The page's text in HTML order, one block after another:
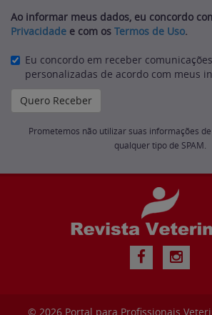
Ao informar meus dados, eu concordo
Privacidade e com os Termos de Uso.
Eu concordo em receber
personalizadas de acordo com meus
Prometemos não utilizar suas informações
qualquer tipo de SPAM.
© 2026 Portal para Profissionais